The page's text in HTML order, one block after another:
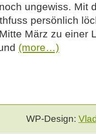
ungewiss. Mit
persönlich
März zu einer
(more…)
WP-Design: